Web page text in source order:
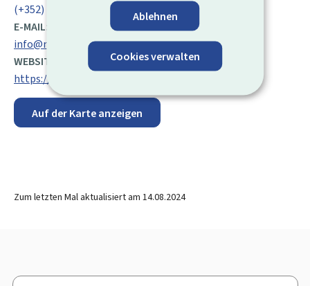
Ablehnen
Cookies verwalten
(+352) 247 86 108
E-MAIL:
info@mte.public.lu
WEBSITE:
https://mt.gouvernement.lu/de.html
Auf der Karte anzeigen
Zum letzten Mal aktualisiert am 14.08.2024